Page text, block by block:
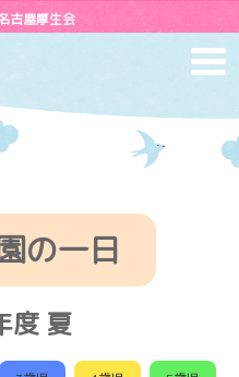
古屋厚生会
の一日
度 夏